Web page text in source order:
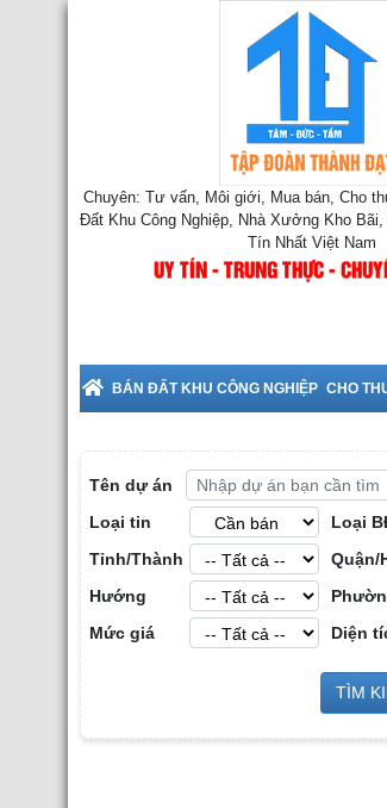
Chuyên: Tư vấn, Môi giới, Mua bán, Cho
Đất Khu Công Nghiệp, Nhà Xưởng Kho
Tín Nhất Việt Nam
UY TÍN - TRUNG THỰC -
BÁN ĐẤT KHU CÔNG NGHIỆP CHO
Tên dự án
Loại tin
Loại
Tỉnh/Thành
Quận/
Hướng
Mức giá
Diện
TÌM
Cho Thuê Nhà Xưởng tại Hưng Yên